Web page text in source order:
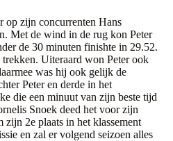
op zijn concurrenten Hans
Met de wind in de rug kon Peter
de 30 minuten finishte in 29.52.
Uiteraard won Peter ook
was hij ook gelijk de
Peter en derde in het
die een minuut van zijn beste tijd
Snoek deed het voor zijn
zijn 2e plaats in het klassement
en zal er volgend seizoen alles